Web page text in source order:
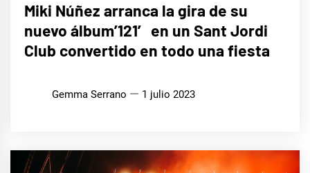
STYLE
MÚSICA
Miki Núñez arranca la gira de su
nuevo álbum’121′ en un Sant Jordi
Club convertido en todo una fiesta
Gemma Serrano 1 julio 2023